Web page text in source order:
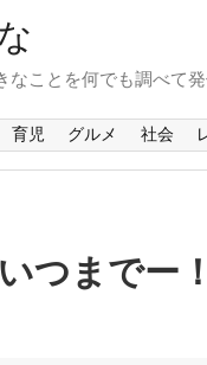
なことを何でも調べて
育児 グルメ 社会
つまでー